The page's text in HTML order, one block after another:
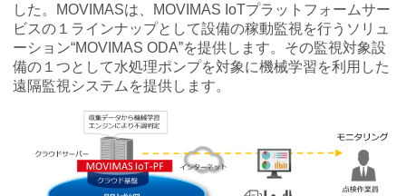
した。MOVIMASは、MOVIMAS IoTプラットフォームサー
ビスの１ラインナップとして設備の稼動監視を行うソリュ
ーション“MOVIMAS ODA”を提供します。その監視対象設
備の１つとして水処理ポンプを対象に機械学習を利用した
遠隔監視システムを提供します。